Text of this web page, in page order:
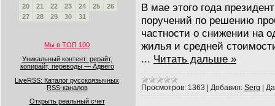
20
21 22 23 24 25
26
27
28 29 30 31
Мы в ТОП 100
Уникальный контент: рерайт,
копирайт, переводы — Адвего
LiveRSS: Каталог русскоязычных
RSS-каналов
Открыть реальный счет
В мае этого года
поручений по решению
частности о снижении на
жилья и средней
... Читать дальше »
Просмотров: 1363 Добавил: Serg